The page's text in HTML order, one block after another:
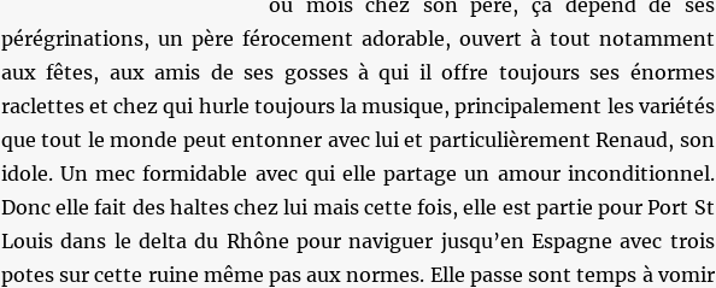
ou mois chez son père, ça dépend de ses
pérégrinations, un père férocement adorable, ouvert à tout notamment
aux fêtes, aux amis de ses gosses à qui il offre toujours ses énormes
raclettes et chez qui hurle toujours la musique, principalement les variétés
que tout le monde peut entonner avec lui et particulièrement Renaud, son
idole. Un mec formidable avec qui elle partage un amour inconditionnel.
Donc elle fait des haltes chez lui mais cette fois, elle est partie pour Port St
Louis dans le delta du Rhône pour naviguer jusqu’en Espagne avec trois
potes sur cette ruine même pas aux normes. Elle passe sont temps à vomir